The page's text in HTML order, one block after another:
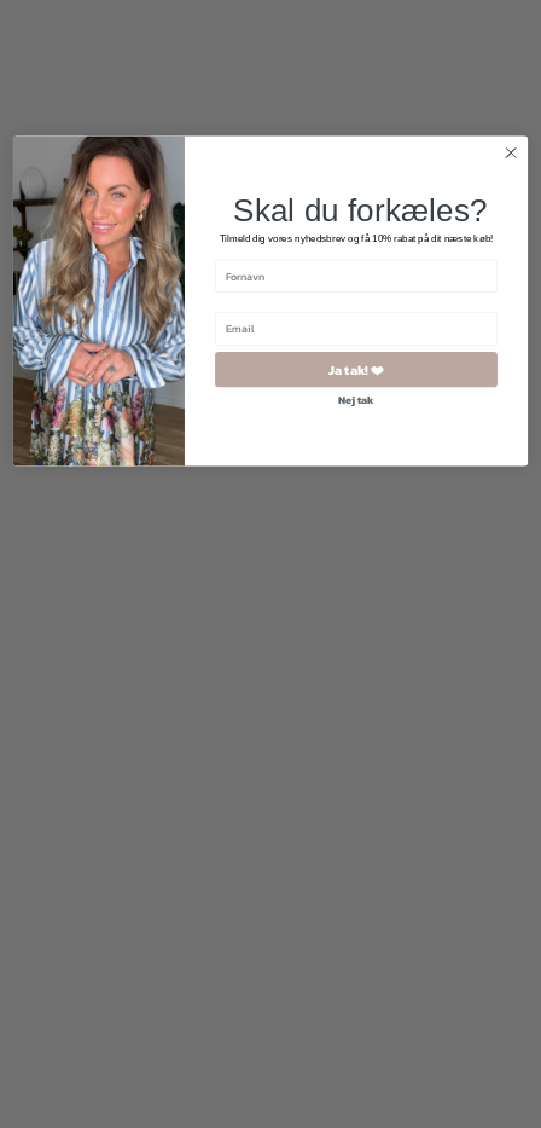
2 for 500
Skal du forkæles?
Tilmeld dig vores nyhedsbrev og få 10% rabat på dit næste køb!
Ja tak! ❤️
Nej tak